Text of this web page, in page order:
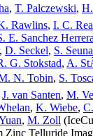
, T. Palczewski,
Rawlins, I. C. Rea
E. Sanchez Herrera
, D. Seckel, S.
G. Stokstad, A.
N. Tobin, S.
J. van Santen, M.
, K. Wiebe,
, M. Zoll
Zinc Telluride